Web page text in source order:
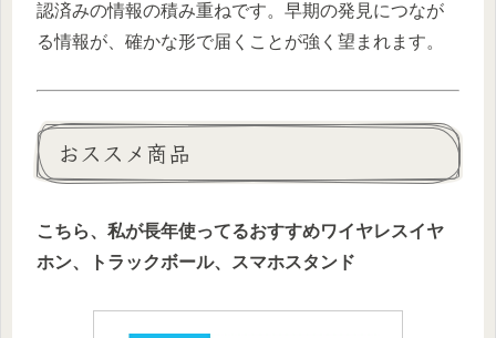
認済みの情報の積み重ねです。早期の発見につなが
る情報が、確かな形で届くことが強く望まれます。
おススメ商品
こちら、私が長年使ってるおすすめワイヤレスイヤ
ホン、トラックボール、スマホスタンド